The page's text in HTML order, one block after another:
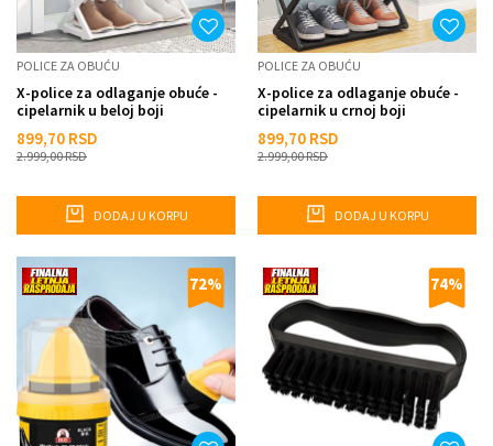
POLICE ZA OBUĆU
X-police za odlaganje obuće -
cipelarnik u beloj boji
899,70 RSD
2.999,00RSD
DODAJ U KORPU
POLICE ZA OBUĆU
X-police za odlaganje obuće -
cipelarnik u crnoj boji
899,70 RSD
2.999,00RSD
DODAJ U KORPU
72% 74%